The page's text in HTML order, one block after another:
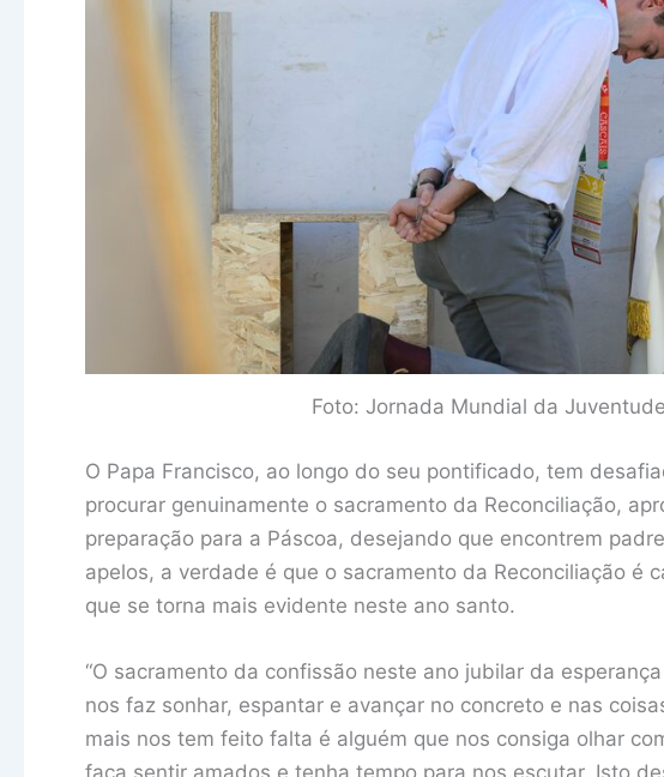
Foto: Jornada Mundial da
O Papa Francisco, ao longo do seu pontificado, tem
procurar genuinamente o sacramento da Reconciliação,
preparação para a Páscoa, desejando que encontrem
apelos, a verdade é que o sacramento da Reconciliação é
que se torna mais evidente neste ano santo.
“O sacramento da confissão neste ano jubilar da
nos faz sonhar, espantar e avançar no concreto e nas
mais nos tem feito falta é alguém que nos consiga olhar